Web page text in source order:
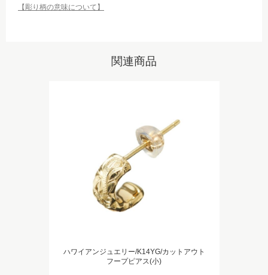
【彫り柄の意味について】
関連商品
ハワイアンジュエリー/K14YG/カットアウト
フープピアス(小)